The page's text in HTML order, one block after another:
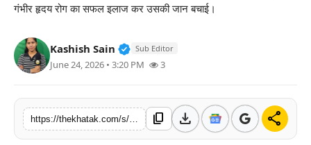
बॉलीवुड
खेल
लाइफस्टाइल
गंभीर हृदय रोग का सफल इलाज कर उसकी जान बचाई।
Kashish Sain Verified Public Figure • 11 Jun,
Sub Editor
June 24, 2026 • 3:20 PM 3
content_copy download share